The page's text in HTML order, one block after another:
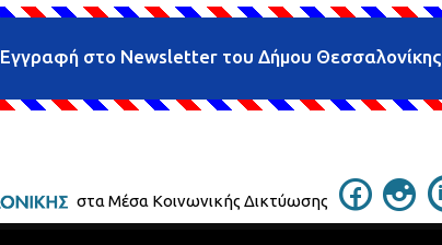
Εγγραφή στο Newsletter του Δήμου Θεσσαλονίκης
στα Μέσα Κοινωνικής Δικτύωσης